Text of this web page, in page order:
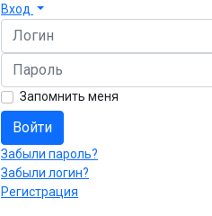
Вход
Логин
Пароль
Запомнить меня
Войти
Забыли пароль?
Забыли логин?
Регистрация